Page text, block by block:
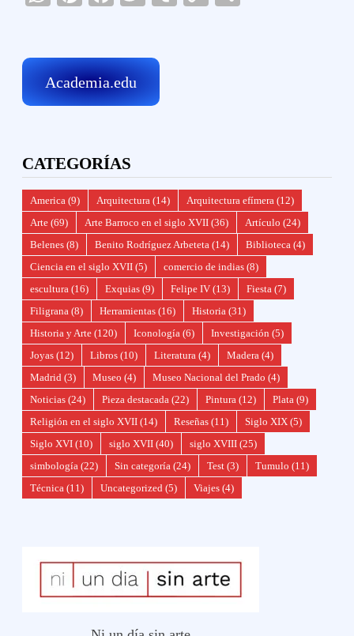
Academia.edu
CATEGORÍAS
America (9) Arquitectura (14) Arquitectura efímera (12)
Arte (69) Arte Barroco en el siglo XVII (36) Artículo (24)
Belenes (8) Benito Rodríguez Arbeteta (14) Biblioteca (4)
Ciencia en el siglo XVII (5) comercio de indias (8)
escultura (16) Exquias (9) Felipe IV (13) Fiesta (7)
Filigrana (8) Herramientas (16) Historia (31)
Historia y Arte (120) Iconología (6) Investigación (5)
Joyas (12) Libros (10) Literatura (4) Madera (4)
Madrid (3) Museo (4) Museo Nacional del Prado (4)
Noticias (24) Pieza destacada (22) Pintura (12) Plata (9)
Religión en el siglo XVII (14) Reseñas (11) Siglo XIX (5)
Siglo XVI (10) siglo XVII (40) siglo XVIII (25)
simbología (22) Sin categoría (24) Test (3) Tumulo (11)
Técnica (11) Uncategorized (5) Viajes (4)